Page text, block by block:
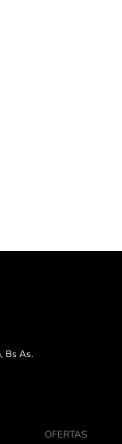
Bs As.
OFERTAS